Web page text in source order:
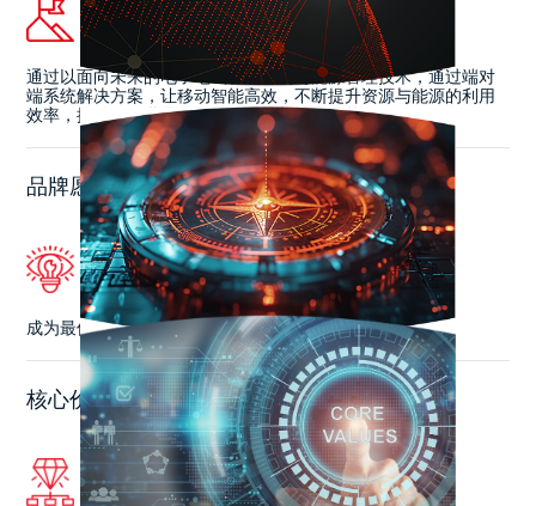
通过以面向未来的电子电气智能控制与能源管理技术，通过端对
端系统解决方案，让移动智能高效，不断提升资源与能源的利用
效率，推动明日世界的可持续发展与社会繁荣
品牌愿景
成为最值得信赖的数智生态伙伴。
核心价值观